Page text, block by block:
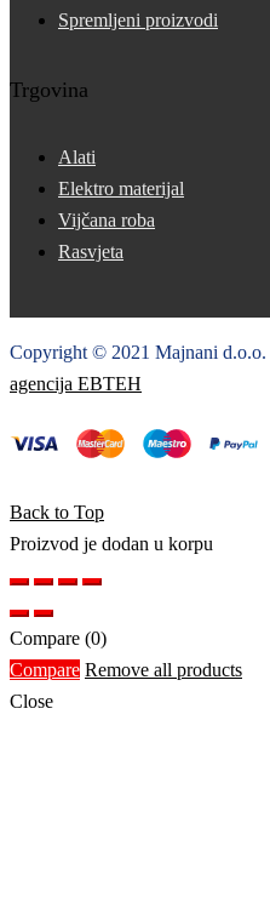
Spremljeni proizvodi
Trgovina
Alati
Elektro materijal
Vijčana roba
Rasvjeta
Copyright © 2021 Majnani d.o.o.
agencija EBTEH
Back to Top
Proizvod je dodan u korpu
Compare (0)
Compare Remove all products
Close